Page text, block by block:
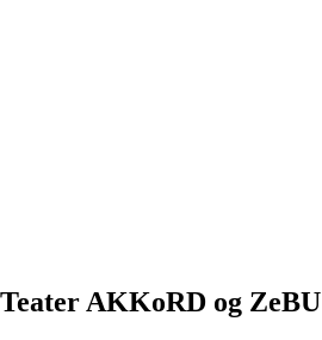
Teater AKKoRD og ZeBU